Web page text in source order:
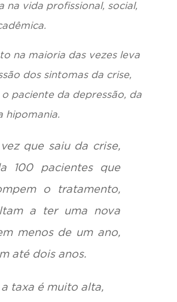
na vida profissional, social,
na maioria das vezes leva
dos sintomas da crise,
paciente da depressão, da
hipomania.
vez que saiu da crise,
100 pacientes que
o tratamento,
a ter uma nova
menos de um ano,
até dois anos.
taxa é muito alta,